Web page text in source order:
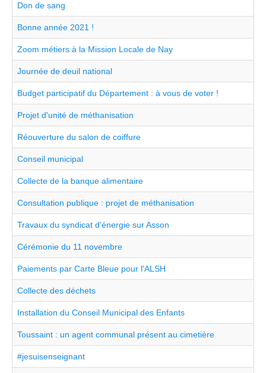
Don de sang
Bonne année 2021 !
Zoom métiers à la Mission Locale de Nay
Journée de deuil national
Budget participatif du Département : à vous de voter !
Projet d'unité de méthanisation
Réouverture du salon de coiffure
Conseil municipal
Collecte de la banque alimentaire
Consultation publique : projet de méthanisation
Travaux du syndicat d'énergie sur Asson
Cérémonie du 11 novembre
Paiements par Carte Bleue pour l'ALSH
Collecte des déchets
Installation du Conseil Municipal des Enfants
Toussaint : un agent communal présent au cimetière
#jesuisenseignant